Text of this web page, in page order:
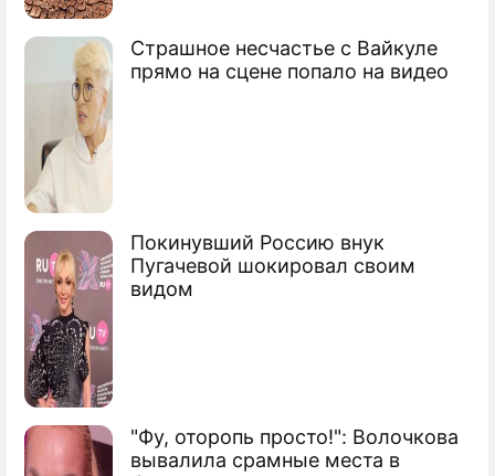
Страшное несчастье с Вайкуле
прямо на сцене попало на видео
Покинувший Россию внук
Пугачевой шокировал своим
видом
"Фу, оторопь просто!": Волочкова
вывалила срамные места в